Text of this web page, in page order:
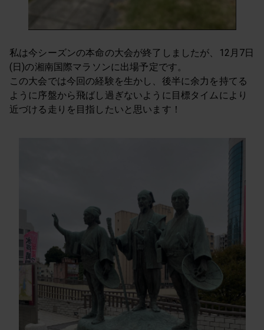
私は今シーズンの本命の大会が終了しましたが、12月7日
(日)の湘南国際マラソンに出場予定です。
この大会では今回の経験を生かし、後半に余力を持てる
ように序盤から飛ばし過ぎないように目標タイムにより
近づける走りを目指したいと思います！